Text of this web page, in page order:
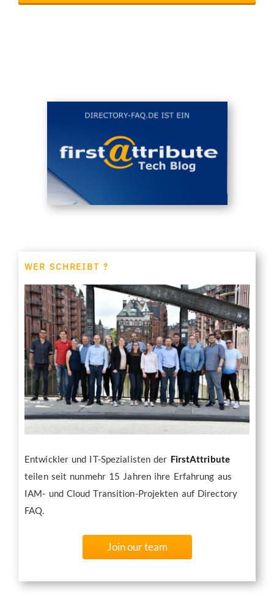
WER SCHREIBT ?
Entwickler und IT-Spezialisten der FirstAttribute
teilen seit nunmehr 15 Jahren ihre Erfahrung aus
IAM- und Cloud Transition-Projekten auf Directory
FAQ.
Join our team